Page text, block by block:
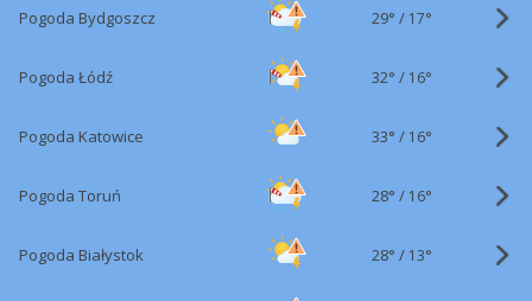
Pogoda Bydgoszcz 29° / 17°
Pogoda Łódź 32° / 16°
Pogoda Katowice 33° / 16°
Pogoda Toruń 28° / 16°
Pogoda Białystok 28° / 13°